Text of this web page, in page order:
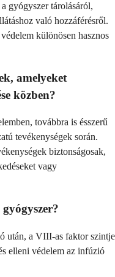
gyógyszer tárolásáról,
való hozzáférésről.
különösen hasznos
amelyeket
közben?
továbbra is ésszerű
tevékenységek során.
biztonságosak,
vagy
után, a VIII-as faktor szintje
elleni védelem az infúzió